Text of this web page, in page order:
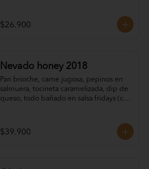
$26.900
Nevado honey 2018
Pan brioche, carne jugosa, pepinos en
salmuera, tocineta caramelizada, dip de
queso, todo bañado en salsa fridays (con
$39.900